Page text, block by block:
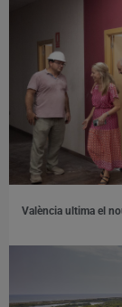
València ultima el